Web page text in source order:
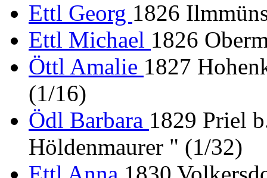
Ettl Georg 1826
Ettl Michael 1826
Öttl Amalie 1827
(1/16)
Ödl Barbara 1829 Priel
Höldenmaurer " (1/32)